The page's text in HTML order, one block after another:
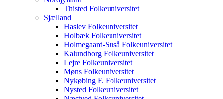
Thisted Folkeuniversitet
Sjælland
Haslev Folkeuniversitet
Holbæk Folkeuniversitet
Holmegaard-Suså Folkeuniversitet
Kalundborg Folkeuniversitet
Lejre Folkeuniversitet
Møns Folkeuniversitet
Nykøbing F. Folkeuniversitet
Nysted Folkeuniversitet